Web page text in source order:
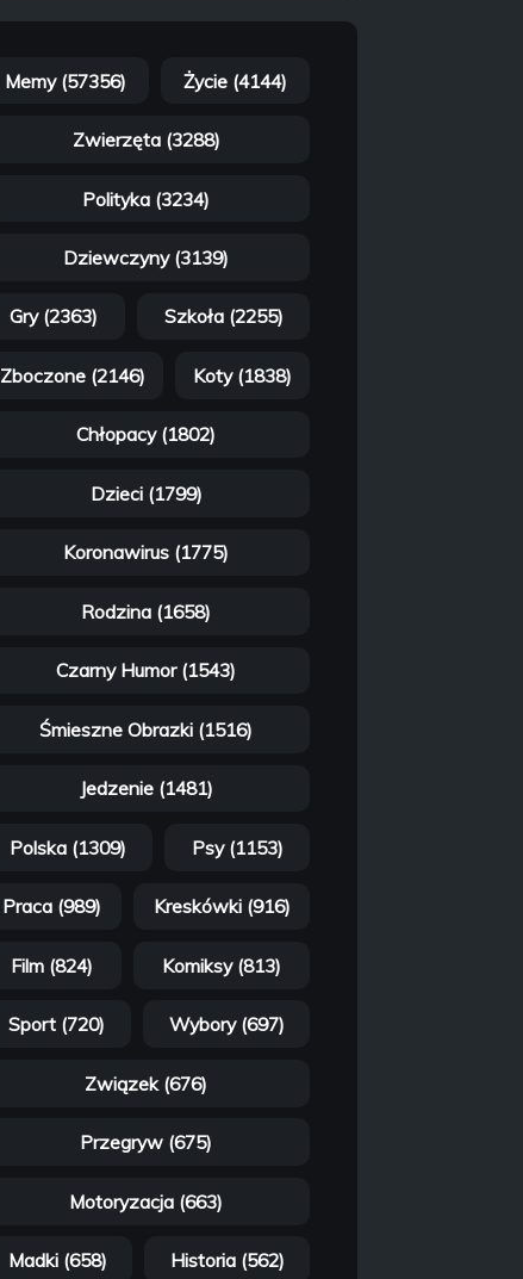
Memy (57356) Życie (4144)
Zwierzęta (3288)
Polityka (3234)
Dziewczyny (3139)
Gry (2363) Szkoła (2255)
Zboczone (2146) Koty (1838)
Chłopacy (1802)
Dzieci (1799)
Koronawirus (1775)
Rodzina (1658)
Czarny Humor (1543)
Śmieszne Obrazki (1516)
Jedzenie (1481)
Polska (1309) Psy (1153)
Praca (989) Kreskówki (916)
Film (824) Komiksy (813)
Sport (720) Wybory (697)
Związek (676)
Przegryw (675)
Motoryzacja (663)
Madki (658) Historia (562)